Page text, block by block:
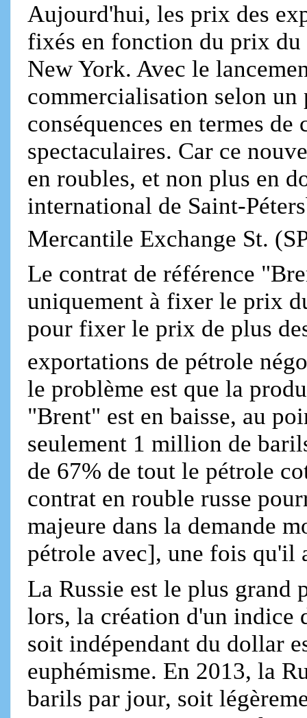
Aujourd'hui, les prix des
fixés en fonction du prix du
New York. Avec le
commercialisation selon un
conséquences en termes
spectaculaires. Car ce
en roubles, et non plus en
international de Saint-
Mercantile Exchange St.
Le contrat de référence
uniquement à fixer le prix
pour fixer le prix de plus
exportations de pétrole
le problème est que la
"Brent" est en baisse, au
seulement 1 million de
de 67% de tout le pétrole
contrat en rouble russe
majeure dans la demande
pétrole avec], une fois qu'il
La Russie est le plus grand
lors, la création d'un indice
soit indépendant du dollar
euphémisme. En 2013, la
barils par jour, soit